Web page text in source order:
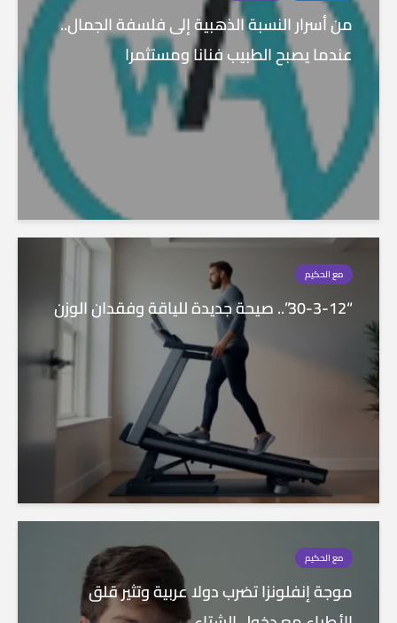
من أسرار النسبة الذهبية إلى فلسفة الجمال..
عندما يصبح الطبيب فنانا ومستثمرا
مع الحكيم
“30-3-12”.. صيحة جديدة للياقة وفقدان الوزن
مع الحكيم
موجة إنفلونزا تضرب دولا عربية وتثير قلق